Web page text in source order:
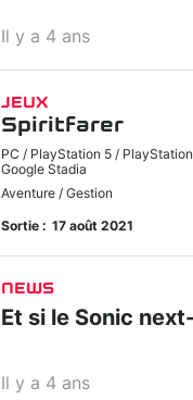
Il y a 4 ans
JEUX
Spiritfarer
PC / PlayStation 5 /
Google Stadia
Aventure / Gestion
Sortie : 17 août 2021
NEWS
Et si le Sonic
Il y a 4 ans